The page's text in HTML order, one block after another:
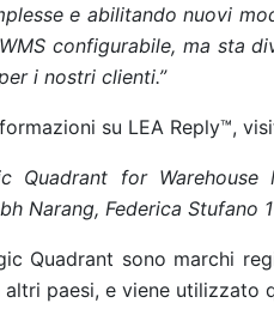
e abilitando nuovi
configurabile, ma sta
i nostri clienti.”
su LEA Reply™,
Quadrant for Warehouse
Narang, Federica Stufano
Quadrant sono marchi
altri paesi, e viene utilizzato